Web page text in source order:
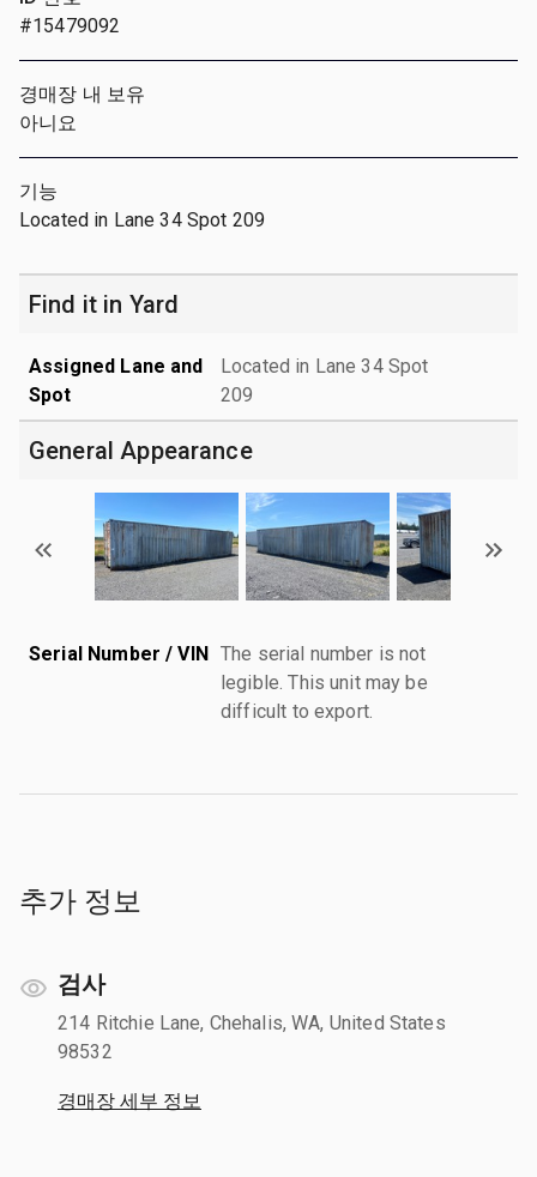
#15479092
경매장 내 보유
아니요
기능
Located in Lane 34 Spot 209
Find it in Yard
Assigned Lane and
Spot
Located in Lane 34 Spot
209
General Appearance
Serial Number / VIN The serial number is not
legible. This unit may be
difficult to export.
추가 정보
검사
214 Ritchie Lane, Chehalis, WA, United States
98532
경매장 세부 정보